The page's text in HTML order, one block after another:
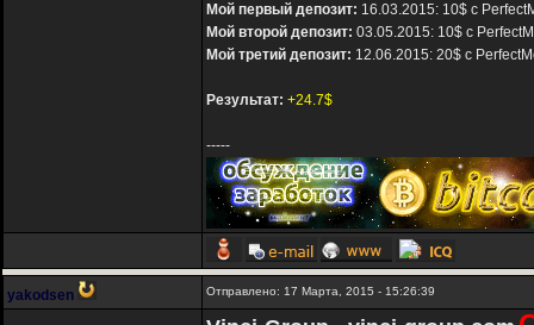
Мой первый депозит: 16.03.2015: 10$ с
Мой второй депозит: 03.05.2015: 10$ с
Мой третий депозит: 12.06.2015: 20$ с
Результат: +24.7$
-----
yakodsen Отправлено: 17 Марта, 2015 - 15:26:39